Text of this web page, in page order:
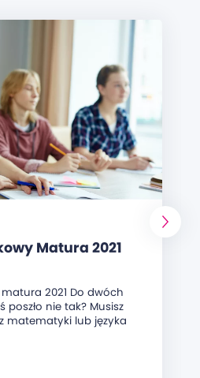
Matura 2021
2021 Do dwóch
poszło nie tak? Musisz
matematyki lub języka